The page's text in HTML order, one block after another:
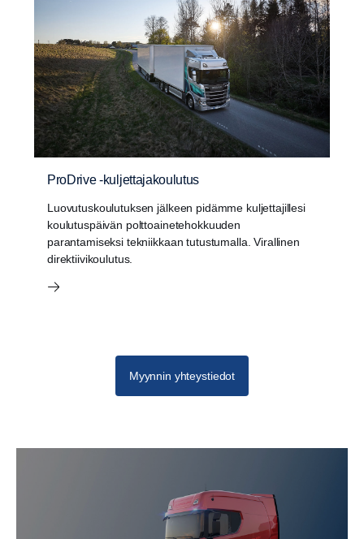
ProDrive -kuljettajakoulutus
Luovutuskoulutuksen jälkeen pidämme kuljettajillesi
koulutuspäivän polttoainetehokkuuden
parantamiseksi tekniikkaan tutustumalla. Virallinen
direktiivikoulutus.
Myynnin yhteystiedot